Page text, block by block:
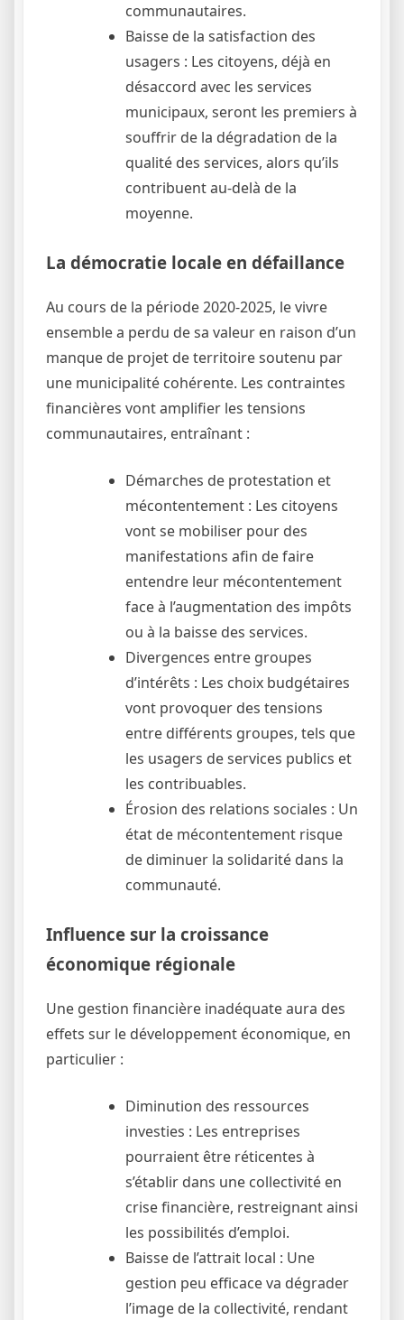
communautaires.
Baisse de la satisfaction des
usagers : Les citoyens, déjà en
désaccord avec les services
municipaux, seront les premiers à
souffrir de la dégradation de la
qualité des services, alors qu’ils
contribuent au-delà de la
moyenne.
La démocratie locale en défaillance
Au cours de la période 2020-2025, le vivre
ensemble a perdu de sa valeur en raison d’un
manque de projet de territoire soutenu par
une municipalité cohérente. Les contraintes
financières vont amplifier les tensions
communautaires, entraînant :
Démarches de protestation et
mécontentement : Les citoyens
vont se mobiliser pour des
manifestations afin de faire
entendre leur mécontentement
face à l’augmentation des impôts
ou à la baisse des services.
Divergences entre groupes
d’intérêts : Les choix budgétaires
vont provoquer des tensions
entre différents groupes, tels que
les usagers de services publics et
les contribuables.
Érosion des relations sociales : Un
état de mécontentement risque
de diminuer la solidarité dans la
communauté.
Influence sur la croissance
économique régionale
Une gestion financière inadéquate aura des
effets sur le développement économique, en
particulier :
Diminution des ressources
investies : Les entreprises
pourraient être réticentes à
s’établir dans une collectivité en
crise financière, restreignant ainsi
les possibilités d’emploi.
Baisse de l’attrait local : Une
gestion peu efficace va dégrader
l’image de la collectivité, rendant